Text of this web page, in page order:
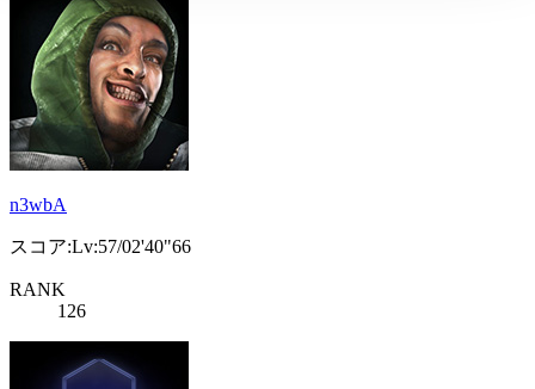
n3wbA
スコア:Lv:57/02'40"66
RANK
126